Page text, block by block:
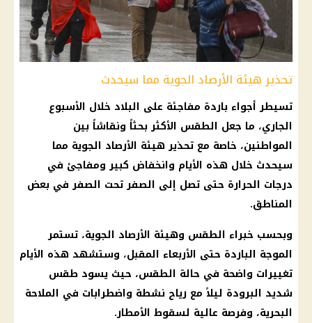
تحذير هيئة الأرصاد الجوية مما سيحدث
تسيطر أجواء باردة مفاجئة على البلاد خلال الأسبوع
الجاري، ما جعل الطقس الأكثر بحثاً ونقاشاً بين
المواطنين، خاصة مع تحذير هيئة الأرصاد الجوية مما
سيحدث خلال هذه الأيام وانخفاض كبير ومفاجئ في
درجات الحرارة حتى تصل إلى الصفر تحت الصفر في بعض
المناطق.
وبحسب خبراء الطقس وهيئة الأرصاد الجوية، تستمر
الموجة الباردة حتى الأربعاء المقبل، وستشهد هذه الأيام
تغييرات واضحة في حالة الطقس، حيث يسود طقس
شديد البرودة ليلاً مع رياح نشطة واضطرابات في الملاحة
البحرية، وفرصة عالية لسقوط الأمطار.